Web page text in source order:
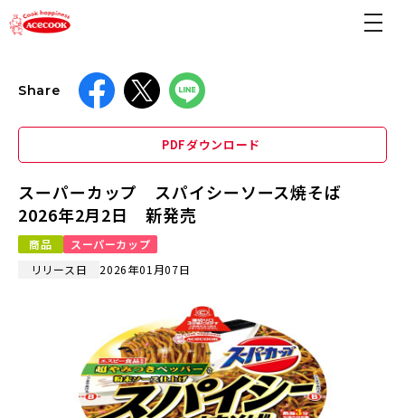
Share
PDFダウンロード
スーパーカップ スパイシーソース焼そば
2026年2月2日 新発売
商品
スーパーカップ
リリース日
2026年01月07日